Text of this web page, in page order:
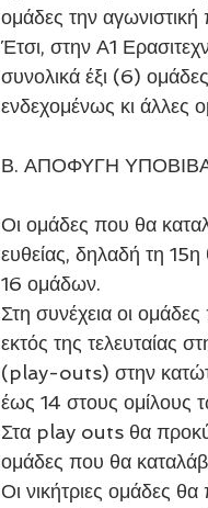
ομάδες την
Έτσι, στην Α1
συνολικά έξι (6)
ενδεχομένως κι άλλες
Β. ΑΠΟΦΥΓΗ
Οι ομάδες που θα
ευθείας, δηλαδή τη
16 ομάδων.
Στη συνέχεια οι
εκτός της τελευταίας
(play-outs) στην
έως 14 στους ομίλους
Στα play outs θα
ομάδες που θα
Οι νικήτριες ομάδες